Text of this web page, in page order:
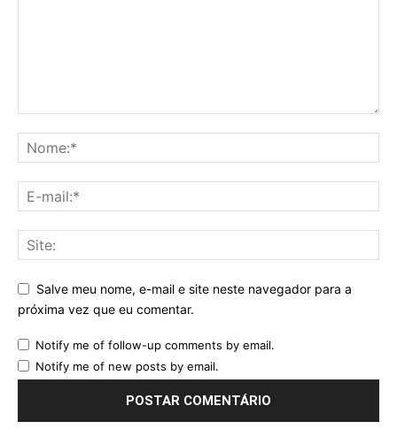
Salve meu nome, e-mail e site neste navegador para a
próxima vez que eu comentar.
Notify me of follow-up comments by email.
Notify me of new posts by email.